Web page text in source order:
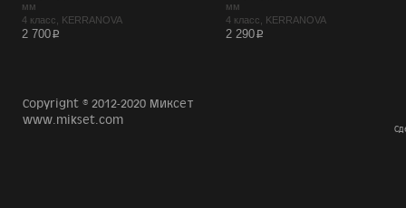
мм
4 класс, KERRANOVA
2 700p
мм
4 класс, KERRANOVA
2 290p
Copyright © 2012-2020 Миксет
www.mikset.com